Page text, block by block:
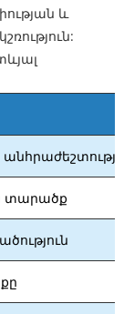
և
տարածք